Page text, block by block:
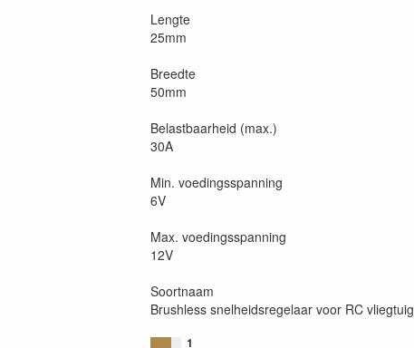
Lengte
25mm
Breedte
50mm
Belastbaarheid (max.)
30A
Min. voedingsspanning
6V
Max. voedingsspanning
12V
Soortnaam
Brushless snelheidsregelaar voor RC vliegtuig
1